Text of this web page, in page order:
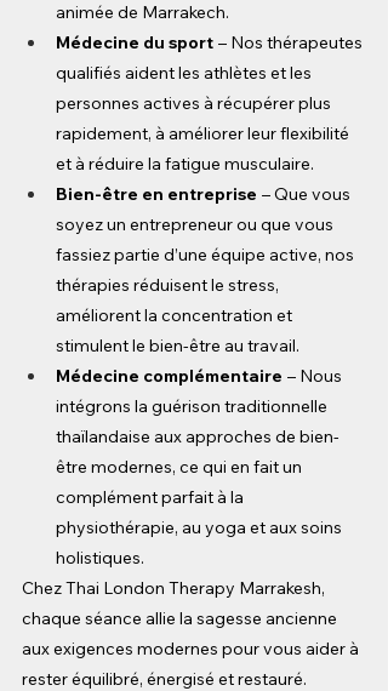
animée de Marrakech.
Médecine du sport – Nos thérapeutes
qualifiés aident les athlètes et les
personnes actives à récupérer plus
rapidement, à améliorer leur flexibilité
et à réduire la fatigue musculaire.
Bien-être en entreprise – Que vous
soyez un entrepreneur ou que vous
fassiez partie d’une équipe active, nos
thérapies réduisent le stress,
améliorent la concentration et
stimulent le bien-être au travail.
Médecine complémentaire – Nous
intégrons la guérison traditionnelle
thaïlandaise aux approches de bien-
être modernes, ce qui en fait un
complément parfait à la
physiothérapie, au yoga et aux soins
holistiques.
Chez Thai London Therapy Marrakesh,
chaque séance allie la sagesse ancienne
aux exigences modernes pour vous aider à
rester équilibré, énergisé et restauré.